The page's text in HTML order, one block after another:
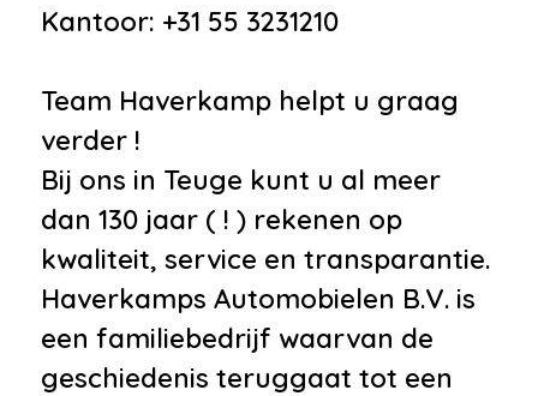
Kantoor: +31 55 3231210
Team Haverkamp helpt u graag
verder !
Bij ons in Teuge kunt u al meer
dan 130 jaar ( ! ) rekenen op
kwaliteit, service en transparantie.
Haverkamps Automobielen B.V. is
een familiebedrijf waarvan de
geschiedenis teruggaat tot een